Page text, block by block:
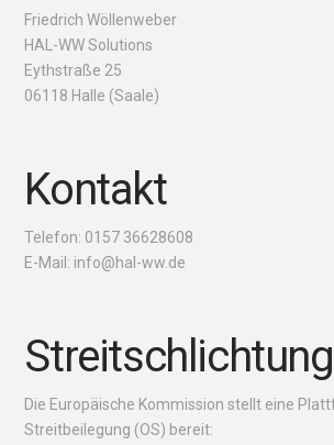
Friedrich Wöllenweber
HAL-WW Solutions
Eythstraße 25
06118 Halle (Saale)
Kontakt
Telefon: 0157 36628608
E-Mail: info@hal-ww.de
Streitschlichtung
Die Europäische Kommission stellt eine
Streitbeilegung (OS) bereit: